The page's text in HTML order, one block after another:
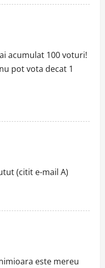
acumulat 100 voturi!
pot vota decat 1
(citit e-mail A)
este mereu